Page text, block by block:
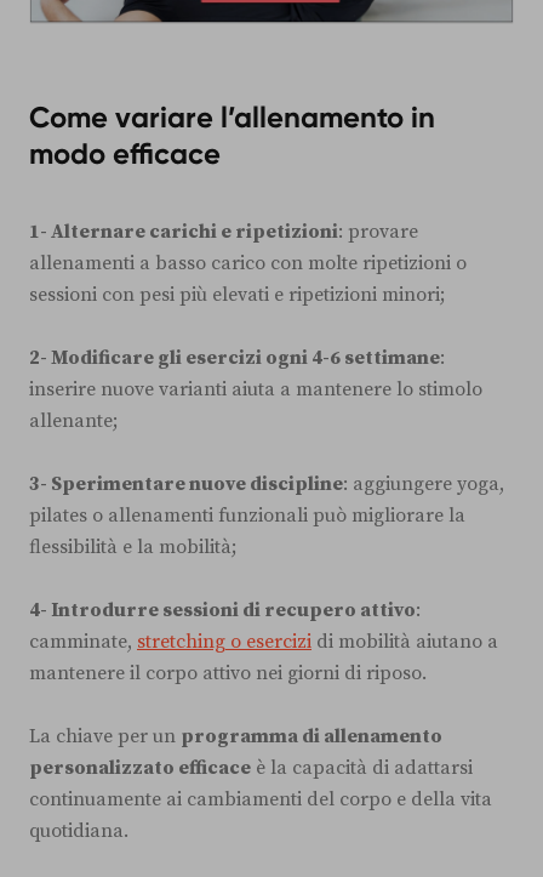
Come variare l’allenamento in
modo efficace
1- Alternare carichi e ripetizioni: provare
allenamenti a basso carico con molte ripetizioni o
sessioni con pesi più elevati e ripetizioni minori;
2- Modificare gli esercizi ogni 4-6 settimane:
inserire nuove varianti aiuta a mantenere lo stimolo
allenante;
3- Sperimentare nuove discipline: aggiungere yoga,
pilates o allenamenti funzionali può migliorare la
flessibilità e la mobilità;
4- Introdurre sessioni di recupero attivo:
camminate, stretching o esercizi di mobilità aiutano a
mantenere il corpo attivo nei giorni di riposo.
La chiave per un programma di allenamento
personalizzato efficace è la capacità di adattarsi
continuamente ai cambiamenti del corpo e della vita
quotidiana.